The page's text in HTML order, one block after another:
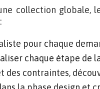
collection globale,
pour chaque
chaque étape de
des contraintes,